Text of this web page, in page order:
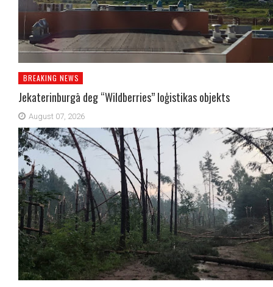
BREAKING NEWS
Jekaterinburgā deg “Wildberries” loģistikas objekts
August 07, 2026